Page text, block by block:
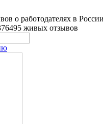
о работодателях в
живых отзывов